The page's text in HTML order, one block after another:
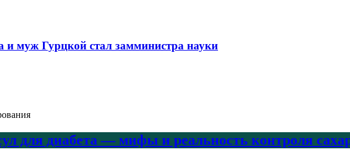
и муж Гурцкой стал замминистра науки
для диабета — мифы и реальность контроля